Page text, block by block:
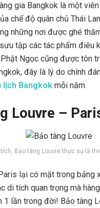
gia Bangkok là một
chế độ quân chủ Thái
những nơi được ghé
tập các tác phẩm điêu
Ngọc cũng được tôn
đây là lý do chính
lịch Bangkok mỗi năm.
Louvre –
Bảo tàng Louvre thực sự là
lại có mặt trong bảng
di tích quan trọng mà
1 lần trong đời! Bảo tàng